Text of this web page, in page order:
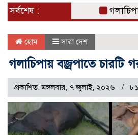
সর্বশেষ : গলাচিপায়
হোম সারা দেশ
গলাচিপায় বজ্রপাতে চারটি
প্রকাশিত: মঙ্গলবার, ৭ জুলাই, ২০২৬